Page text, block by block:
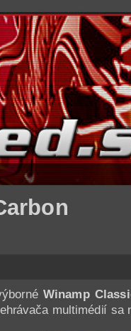
Winamp
multimédií sa